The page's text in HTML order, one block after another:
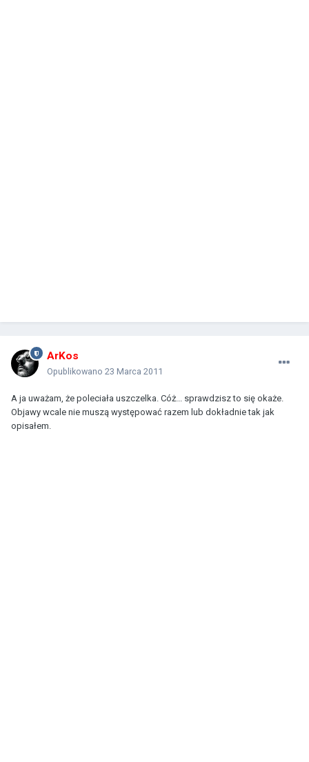
ArKos
Opublikowano 23 Marca 2011
A ja uważam, że poleciała uszczelka. Cóż... sprawdzisz to się okaże.
Objawy wcale nie muszą występować razem lub dokładnie tak jak
opisałem.